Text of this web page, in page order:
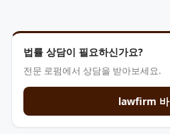
법률 상담이 필요하신가요?
전문 로펌에서 상담을 받아보세요.
lawfirm 바